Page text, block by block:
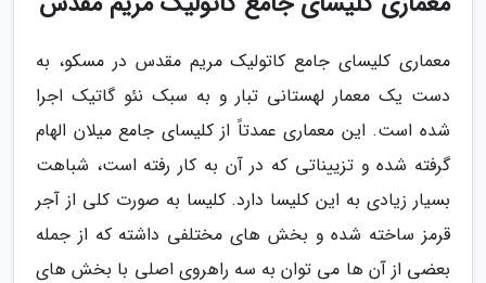
معماری کلیسای جامع کاتولیک مریم مقدس در مسکو، به
دست یک معمار لهستانی تبار و به سبک نئو گاتیک اجرا
شده است. این معماری عمدتاً از کلیسای جامع میلان الهام
گرفته شده و تزییناتی که در آن به کار رفته است، شباهت
بسیار زیادی به این کلیسا دارد. کلیسا به صورت کلی از آجر
قرمز ساخته شده و بخش های مختلفی داشته که از جمله
بعضی از آن ها می توان به سه راهروی اصلی با بخش های